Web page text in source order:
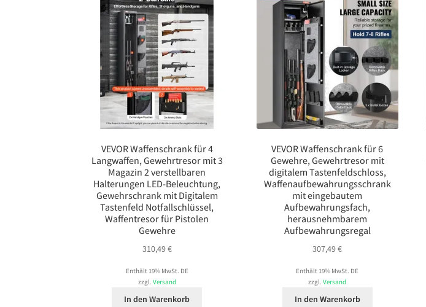
VEVOR Waffenschrank für 4
Langwaffen, Gewehrtresor mit 3
Magazin 2 verstellbaren
Halterungen LED-Beleuchtung,
Gewehrschrank mit Digitalem
Tastenfeld Notfallschlüssel,
Waffentresor für Pistolen
Gewehre
310,49€
Enthält 19% MwSt. DE
zzgl. Versand
In den Warenkorb
VEVOR Waffenschrank für 6
Gewehre, Gewehrtresor mit
digitalem Tastenfeldschloss,
Waffenaufbewahrungsschrank
mit eingebautem
Aufbewahrungsfach,
herausnehmbarem
Aufbewahrungsregal
307,49€
Enthält 19% MwSt. DE
zzgl.Versand
In den Warenkorb